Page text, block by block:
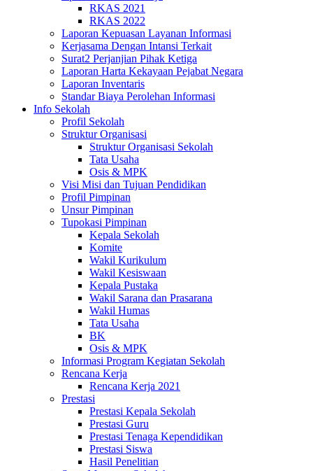
RKAS 2021
RKAS 2022
Laporan Kepuasan Layanan Informasi
Kerjasama Dengan Intansi Terkait
Surat2 Perjanjian Pihak Ketiga
Laporan Harta Kekayaan Pejabat Negara
Laporan Inventaris
Standar Biaya Perolehan Informasi
Info Sekolah
Profil Sekolah
Struktur Organisasi
Struktur Organisasi Sekolah
Tata Usaha
Osis & MPK
Visi Misi dan Tujuan Pendidikan
Profil Pimpinan
Unsur Pimpinan
Tupokasi Pimpinan
Kepala Sekolah
Komite
Wakil Kurikulum
Wakil Kesiswaan
Kepala Pustaka
Wakil Sarana dan Prasarana
Wakil Humas
Tata Usaha
BK
Osis & MPK
Informasi Program Kegiatan Sekolah
Rencana Kerja
Rencana Kerja 2021
Prestasi
Prestasi Kepala Sekolah
Prestasi Guru
Prestasi Tenaga Kependidikan
Prestasi Siswa
Hasil Penelitian